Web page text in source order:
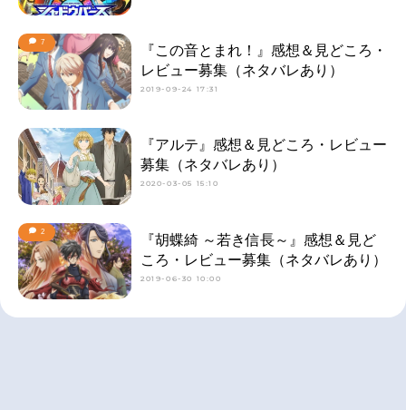
7
『この音とまれ！』感想＆見どころ・
レビュー募集（ネタバレあり）
2019-09-24 17:31
『アルテ』感想＆見どころ・レビュー
募集（ネタバレあり）
2020-03-05 15:10
2
『胡蝶綺 ～若き信長～』感想＆見ど
ころ・レビュー募集（ネタバレあり）
2019-06-30 10:00